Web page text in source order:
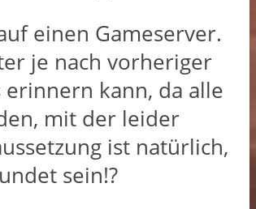
einen Gameserver.
je nach vorheriger
kann, da alle
mit der leider
ist natürlich,
sein!?